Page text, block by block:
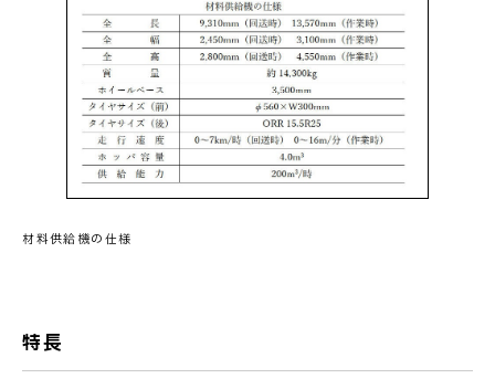
お取引先の皆様へ
材料供給機の仕様
特長